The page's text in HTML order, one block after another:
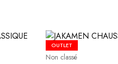
OUTLET
Non classé